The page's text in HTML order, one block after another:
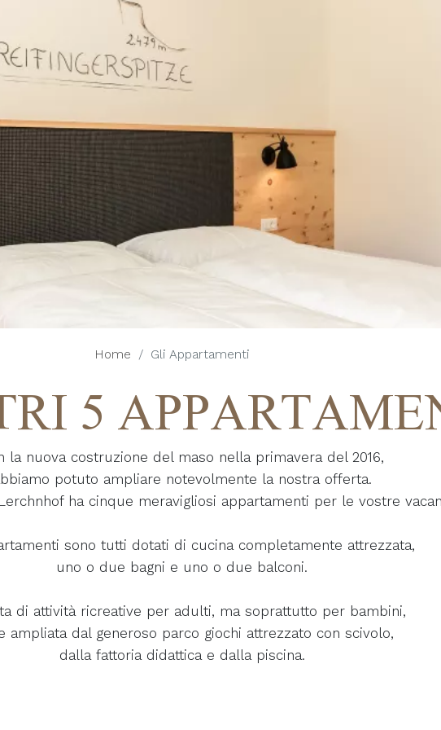
Home Gli Appartamenti
5
la nuova costruzione del maso nella primavera del 2016,
potuto ampliare notevolmente la nostra offerta.
ha cinque meravigliosi appartamenti per le vostre
sono tutti dotati di cucina completamente attrezzata,
uno o due bagni e uno o due balconi.
di attività ricreative per adulti, ma soprattutto per bambini,
ampliata dal generoso parco giochi attrezzato con scivolo,
dalla fattoria didattica e dalla piscina.